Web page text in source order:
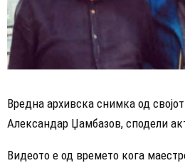
Вредна архивска снимка од
Александар Џамбазов, сподели
Видеото е од времето кога